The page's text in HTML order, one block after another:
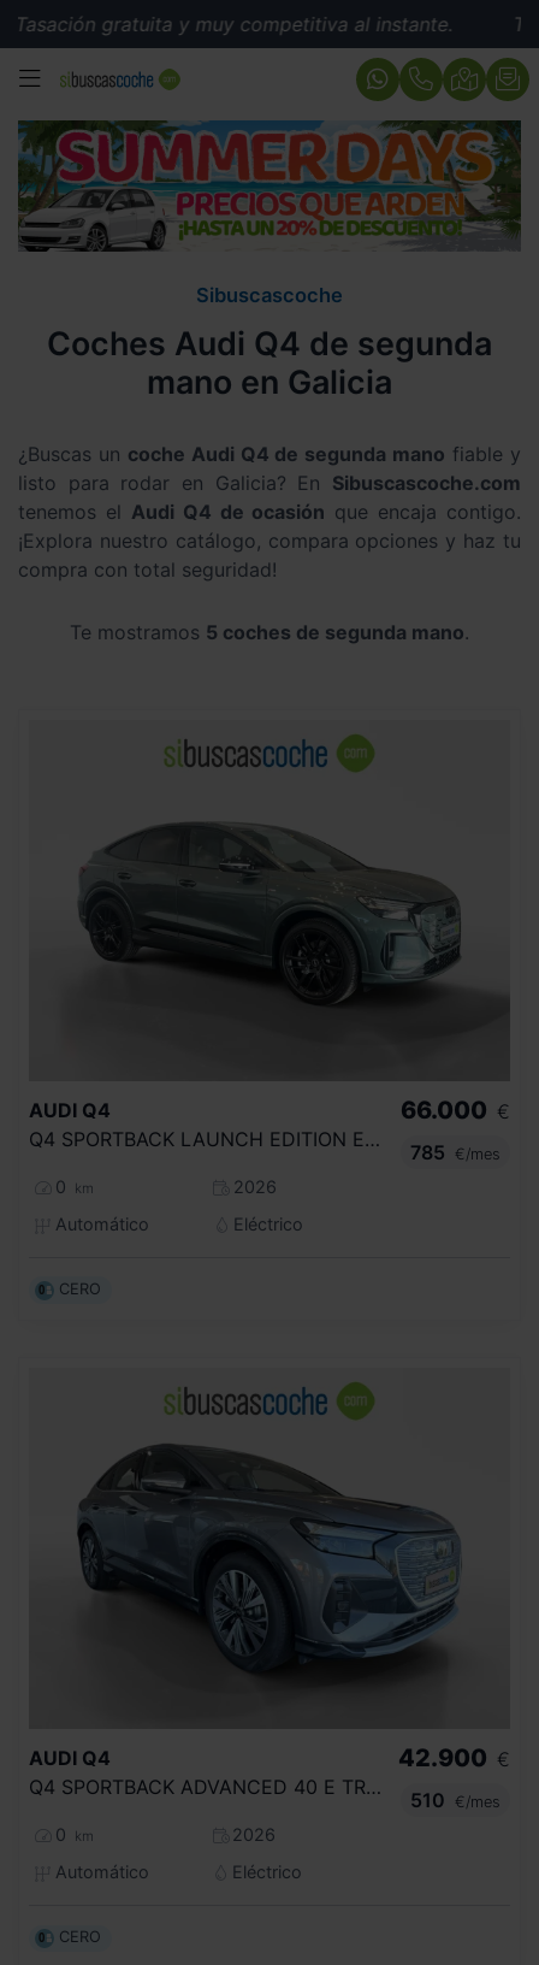
gratuita y muy competitiva al instante.
MENÚ
Sibuscascoche
Coches Audi Q4 de segunda
mano en Galicia
¿Buscas un coche Audi Q4 de segunda mano fiable y
listo para rodar en Galicia? En Sibuscascoche.com
tenemos el Audi Q4 de ocasión que encaja contigo.
¡Explora nuestro catálogo, compara opciones y haz tu
compra con total seguridad!
Te mostramos 5 coches de segunda mano.
AUDI Q4
Q4 SPORTBACK LAUNCH EDITION E TRON PERFORMANCE 210,00 KW 77,0 KWH
0 km
2026
Automático
Eléctrico
66.000 €
785
€/mes
CERO
AUDI Q4
Q4 SPORTBACK ADVANCED 40 E TRON 150,00 KW 59,0 KWH
0 km
2026
Automático
Eléctrico
42.900 €
510
€/mes
CERO